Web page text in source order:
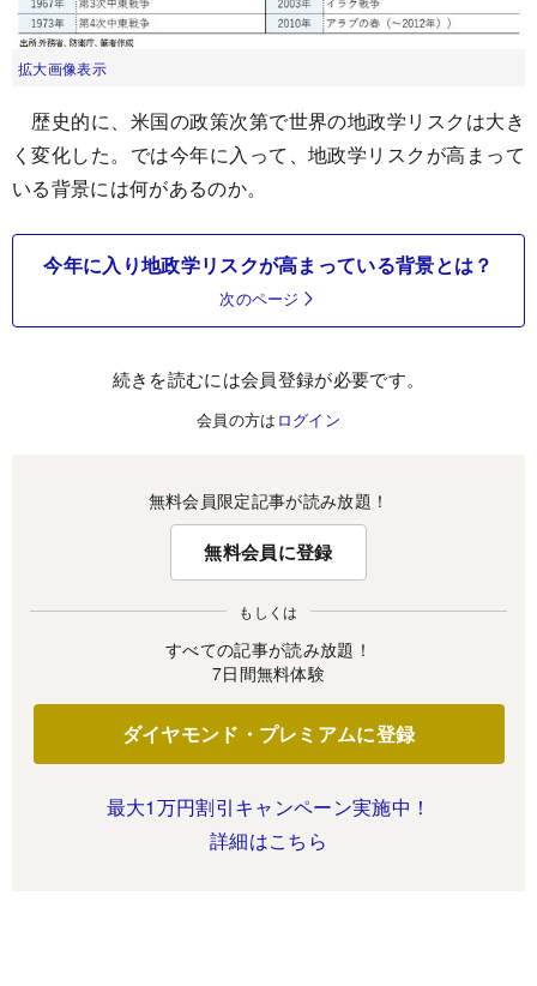
拡大画像表示
歴史的に、米国の政策次第で世界の地政学リスクは大き
く変化した。では今年に入って、地政学リスクが高まって
いる背景には何があるのか。
今年に入り地政学リスクが高まっている背景とは？
次のページ
続きを読むには会員登録が必要です。
会員の方は ログイン
無料会員限定記事が読み放題！
無料会員に登録
もしくは
すべての記事が読み放題！
7日間無料体験
ダイヤモンド・プレミアムに登録
最大1万円割引キャンペーン実施中！
詳細はこちら